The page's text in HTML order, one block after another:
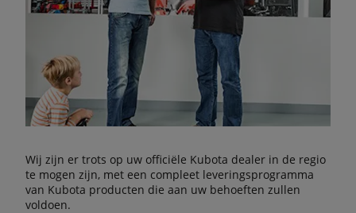
Wij zijn er trots op uw officiële Kubota dealer in de regio
te mogen zijn, met een compleet leveringsprogramma
van Kubota producten die aan uw behoeften zullen
voldoen.